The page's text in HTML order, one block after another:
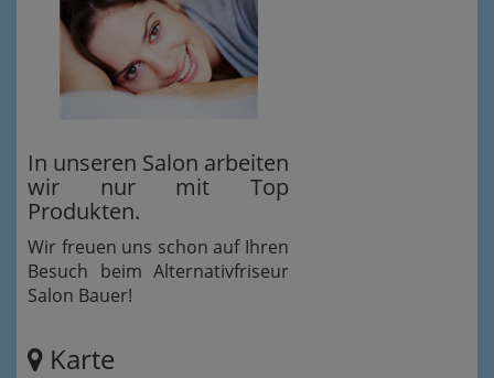
In unseren Salon arbeiten
wir nur mit Top
Produkten.
Wir freuen uns schon auf Ihren
Besuch beim Alternativfriseur
Salon Bauer!
Karte